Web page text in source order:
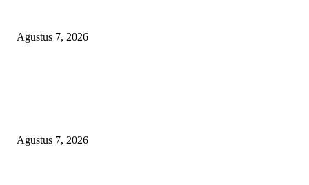
Agustus 7, 2026
Agustus 7, 2026